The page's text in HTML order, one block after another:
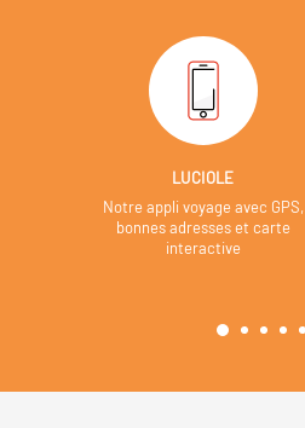
LUCIOLE
Notre appli voyage avec GPS,
bonnes adresses et carte
interactive